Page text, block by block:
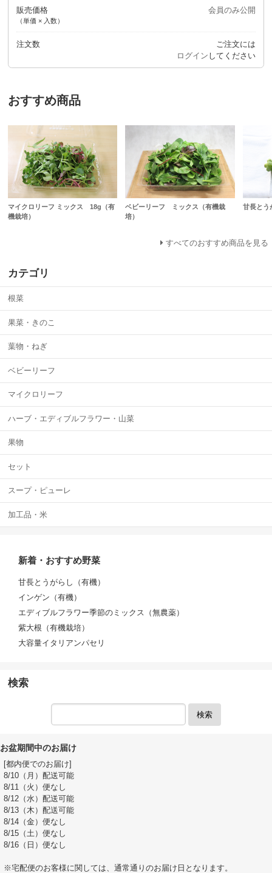
販売価格
（単価 × 入数）
会員のみ公開
注文数
ご注文には
ログイン してください
おすすめ商品
マイクロリーフ ミックス 18g（有
機栽培）
ベビーリーフ ミックス（有機栽
培）
甘長とう
すべてのおすすめ商品を見る
カテゴリ
根菜
果菜・きのこ
葉物・ねぎ
ベビーリーフ
マイクロリーフ
ハーブ・エディブルフラワー・山菜
果物
セット
スープ・ピューレ
加工品・米
新着・おすすめ野菜
甘長とうがらし（有機）
インゲン（有機）
エディブルフラワー季節のミックス（無農薬）
紫大根（有機栽培）
大容量イタリアンパセリ
検索
検索
お盆期間中のお届け
[都内便でのお届け]
8/10（月）配送可能
8/11（火）便なし
8/12（水）配送可能
8/13（木）配送可能
8/14（金）便なし
8/15（土）便なし
8/16（日）便なし
※宅配便のお客様に関しては、通常通りのお届け日となります。